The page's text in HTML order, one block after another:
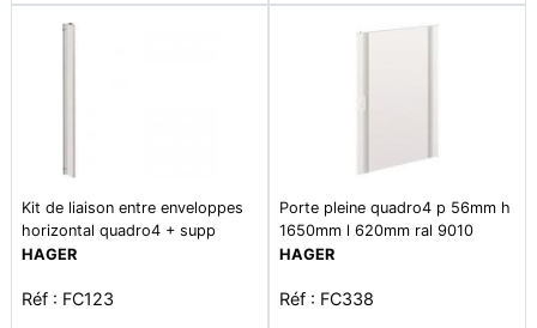
Kit de liaison entre enveloppes
horizontal quadro4 + supp
plastrons h 900mm
HAGER
Réf : FC123
Porte pleine quadro4 p 56mm h
1650mm l 620mm ral 9010
blanc paloma
HAGER
Réf : FC338